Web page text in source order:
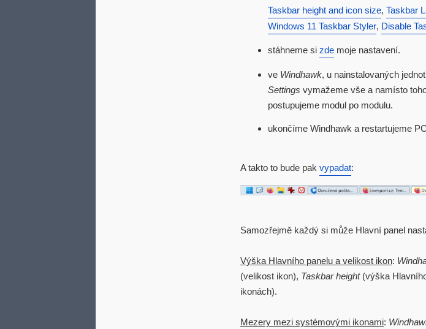
Taskbar height and icon size, Taskbar
Windows 11 Taskbar Styler, Disable
stáhneme si zde moje nastavení.
ve Windhawk, u nainstalovaných
Settings vymažeme vše a namísto
postupujeme modul po modulu.
ukončíme Windhawk a restartujeme
A takto to bude pak vypadat:
Samozřejmě každý si může Hlavní panel
Výška Hlavního panelu a velikost ikon:
(velikost ikon), Taskbar height(výška
ikonách).
Mezery mezi systémovými ikonami: